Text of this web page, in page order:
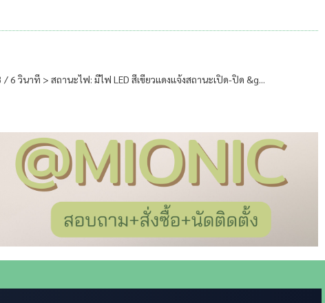
6 วินาที > สถานะไฟ: มีไฟ LED สีเขียวแดงแจ้งสถานะเปิด-ปิด &g...